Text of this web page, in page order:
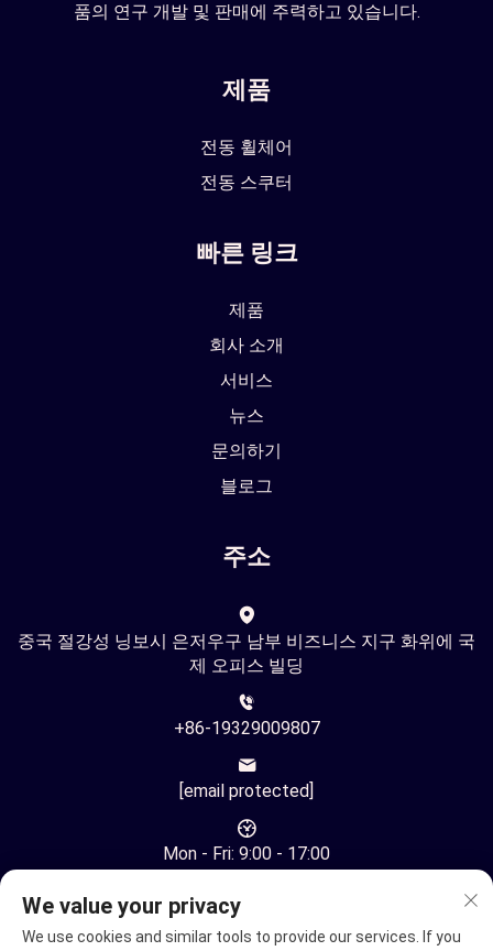
품의 연구 개발 및 판매에 주력하고 있습니다.
제품
전동 휠체어
전동 스쿠터
빠른 링크
제품
회사 소개
서비스
뉴스
문의하기
블로그
주소
중국 절강성 닝보시 은저우구 남부 비즈니스 지구 화위에 국
제 오피스 빌딩
+86-19329009807
[email protected]
Mon - Fri: 9:00 - 17:00
We value your privacy
We use cookies and similar tools to provide our services. If you